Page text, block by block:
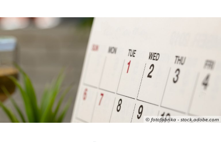
© fotofabrika - stock.adobe.com